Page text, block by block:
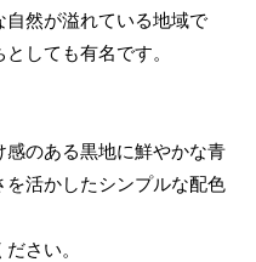
然が溢れている地域で
しても有名です。
のある黒地に鮮やかな青
活かしたシンプルな配色
さい。